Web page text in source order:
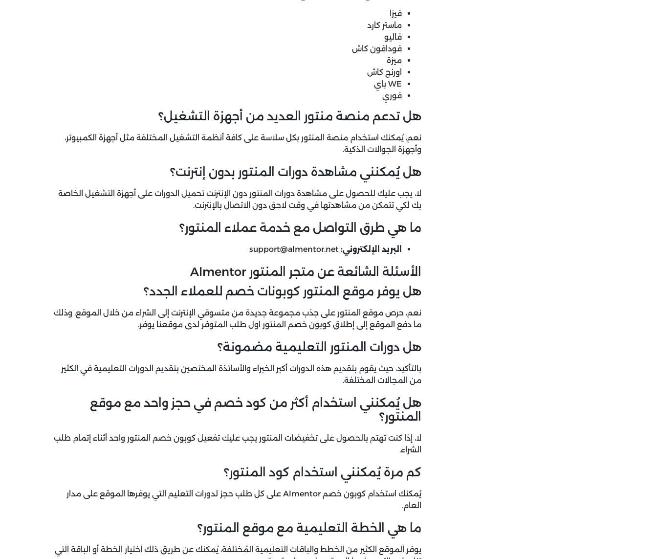
فيزا
ماستر كارد
فاليو
فودافون كاش
ميزة
اورنج كاش
WE باي
فوري
هل تدعم منصة منتور العديد من أجهزة التشغيل؟
نعم، يُمكنك استخدام منصة المنتور بكل سلاسة على كافة أنظمة التشغيل المختلفة مثل أجهزة الكمبيوتر،
وأجهزة الجوالات الذكية.
هل يُمكنني مشاهدة دورات المنتور بدون إنترنت؟
لا، يجب عليك للحصول على مشاهدة دورات المنتور دون الإنترنت تحميل الدورات على أجهزة التشغيل الخاصة
بك لكي تتمكن من مشاهدتها في وقت لاحق دون الاتصال بالإنترنت.
ما هي طرق التواصل مع خدمة عملاء المنتور؟
البريد الإلكتروني:
الأسئلة الشائعة عن متجر المنتور Almentor
هل يوفر موقع المنتور كوبونات خصم للعملاء الجدد؟
نعم، حرص موقع المنتور على جذب مجموعة جديدة من متسوقي الإنترنت إلى الشراء من خلال الموقع، وذلك
ما دفع الموقع إلى إطلاق كوبون خصم المنتور اول طلب المتوفر لدى موقعنا يوفر.
هل دورات المنتور التعليمية مضمونة؟
بالتأكيد، حيث يقوم بتقديم هذه الدورات أكبر الخبراء والأساتذة المختصين بتقديم الدورات التعليمية في الكثير
من المجالات المختلفة.
هل يُمكنني استخدام أكثر من كود خصم في حجز واحد مع موقع
المنتور؟
لا، إذا كنت تهتم بالحصول على تخفيضات المنتور يجب عليك تفعيل كوبون خصم المنتور واحد أثناء إتمام طلب
الشراء.
كم مرة يُمكنني استخدام كود المنتور؟
يُمكنك استخدام كوبون خصم Almentor على كل طلب حجز لدورات التعليم التي يوفرها الموقع على مدار
العام.
ما هي الخطة التعليمية مع موقع المنتور؟
يوفر الموقع الكثير من الخطط والباقات التعليمية المُختلفة، يُمكنك عن طريق ذلك اختيار الخطة أو الباقة التي